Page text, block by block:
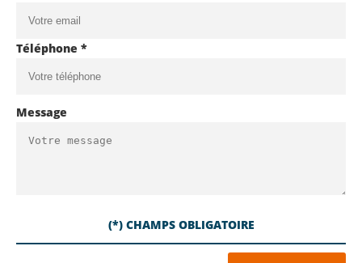
Téléphone *
Message
(*) CHAMPS OBLIGATOIRE